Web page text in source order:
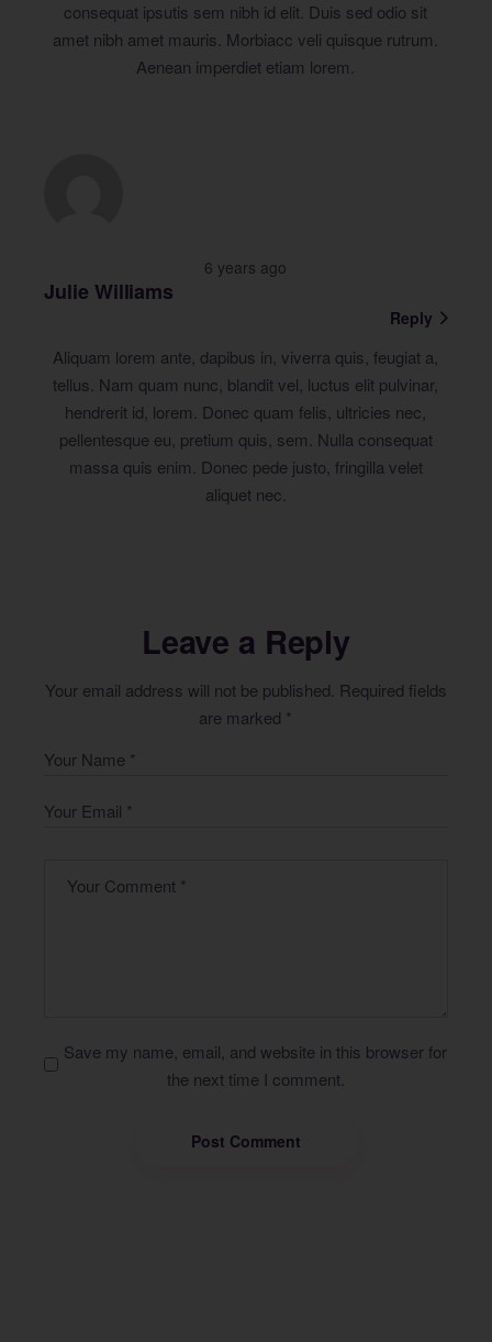
consequat ipsutis sem nibh id elit. Duis sed odio sit
amet nibh amet mauris. Morbiacc veli quisque rutrum.
Aenean imperdiet etiam lorem.
6 years ago
Julie Williams
Reply
Aliquam lorem ante, dapibus in, viverra quis, feugiat a,
tellus. Nam quam nunc, blandit vel, luctus elit pulvinar,
hendrerit id, lorem. Donec quam felis, ultricies nec,
pellentesque eu, pretium quis, sem. Nulla consequat
massa quis enim. Donec pede justo, fringilla velet
aliquet nec.
Leave a Reply
Your email address will not be published. Required fields
are marked *
Save my name, email, and website in this browser for
the next time I comment.
Post Comment